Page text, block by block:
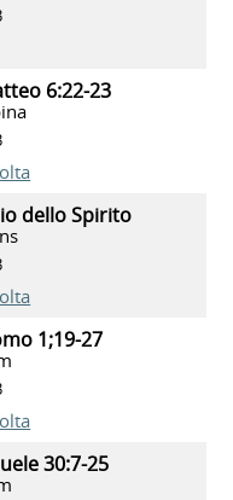
6:22-23
dello Spirito
1;19-27
30:7-25